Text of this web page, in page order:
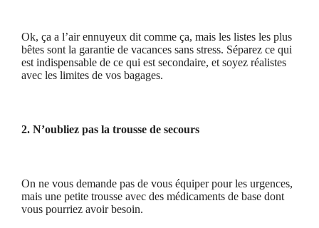
Ok, ça a l’air ennuyeux dit comme ça, mais les listes les plus
bêtes sont la garantie de vacances sans stress. Séparez ce qui
est indispensable de ce qui est secondaire, et soyez réalistes
avec les limites de vos bagages.
2. N’oubliez pas la trousse de secours
On ne vous demande pas de vous équiper pour les urgences,
mais une petite trousse avec des médicaments de base dont
vous pourriez avoir besoin.